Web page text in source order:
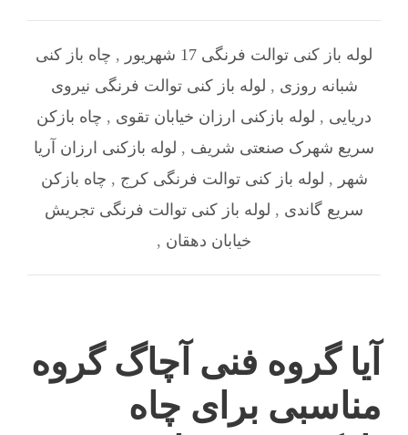
لوله باز کنی توالت فرنگی 17 شهریور , چاه باز کنی
شبانه روزی , لوله باز کنی توالت فرنگی نیروی
دریایی , لوله بازکنی ارزان خیابان تقوی , چاه بازکن
سریع شهرک صنعتی شریف , لوله بازکنی ارزان آریا
شهر , لوله باز کنی توالت فرنگی کرج , چاه بازکن
سریع گاندی , لوله باز کنی توالت فرنگی تجریش
خیابان دهقان ,
آیا گروه فنی آچاگ گروه
مناسبی برای چاه